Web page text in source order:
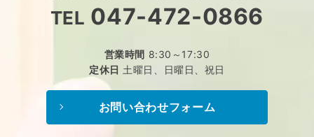
TEL 047-472-0866
営業時間 8:30～17:30
定休日 土曜日、日曜日、祝日
お問い合わせフォーム